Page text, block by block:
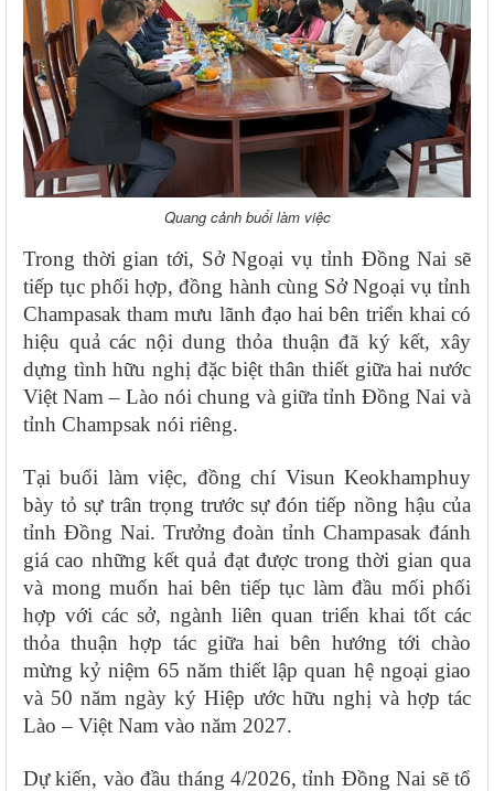
Quang cảnh buổi làm việc
Trong thời gian tới, Sở Ngoại vụ tỉnh Đồng Nai sẽ
tiếp tục phối hợp, đồng hành cùng Sở Ngoại vụ tỉnh
Champasak tham mưu lãnh đạo hai bên triển khai có
hiệu quả các nội dung thỏa thuận đã ký kết, xây
dựng tình hữu nghị đặc biệt thân thiết giữa hai nước
Việt Nam – Lào nói chung và giữa tỉnh Đồng Nai và
tỉnh Champsak nói riêng.
Tại buổi làm việc, đồng chí Visun Keokhamphuy
bày tỏ sự trân trọng trước sự đón tiếp nồng hậu của
tỉnh Đồng Nai. Trưởng đoàn tỉnh Champasak đánh
giá cao những kết quả đạt được trong thời gian qua
và mong muốn hai bên tiếp tục làm đầu mối phối
hợp với các sở, ngành liên quan triển khai tốt các
thỏa thuận hợp tác giữa hai bên hướng tới chào
mừng kỷ niệm 65 năm thiết lập quan hệ ngoại giao
và 50 năm ngày ký Hiệp ước hữu nghị và hợp tác
Lào – Việt Nam vào năm 2027.
Dự kiến, vào đầu tháng 4/2026, tỉnh Đồng Nai sẽ tổ